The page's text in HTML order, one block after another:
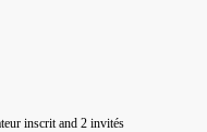
inscrit and 2 invités